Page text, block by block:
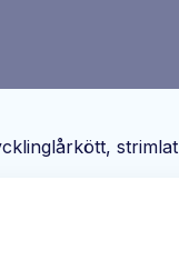
strimlat